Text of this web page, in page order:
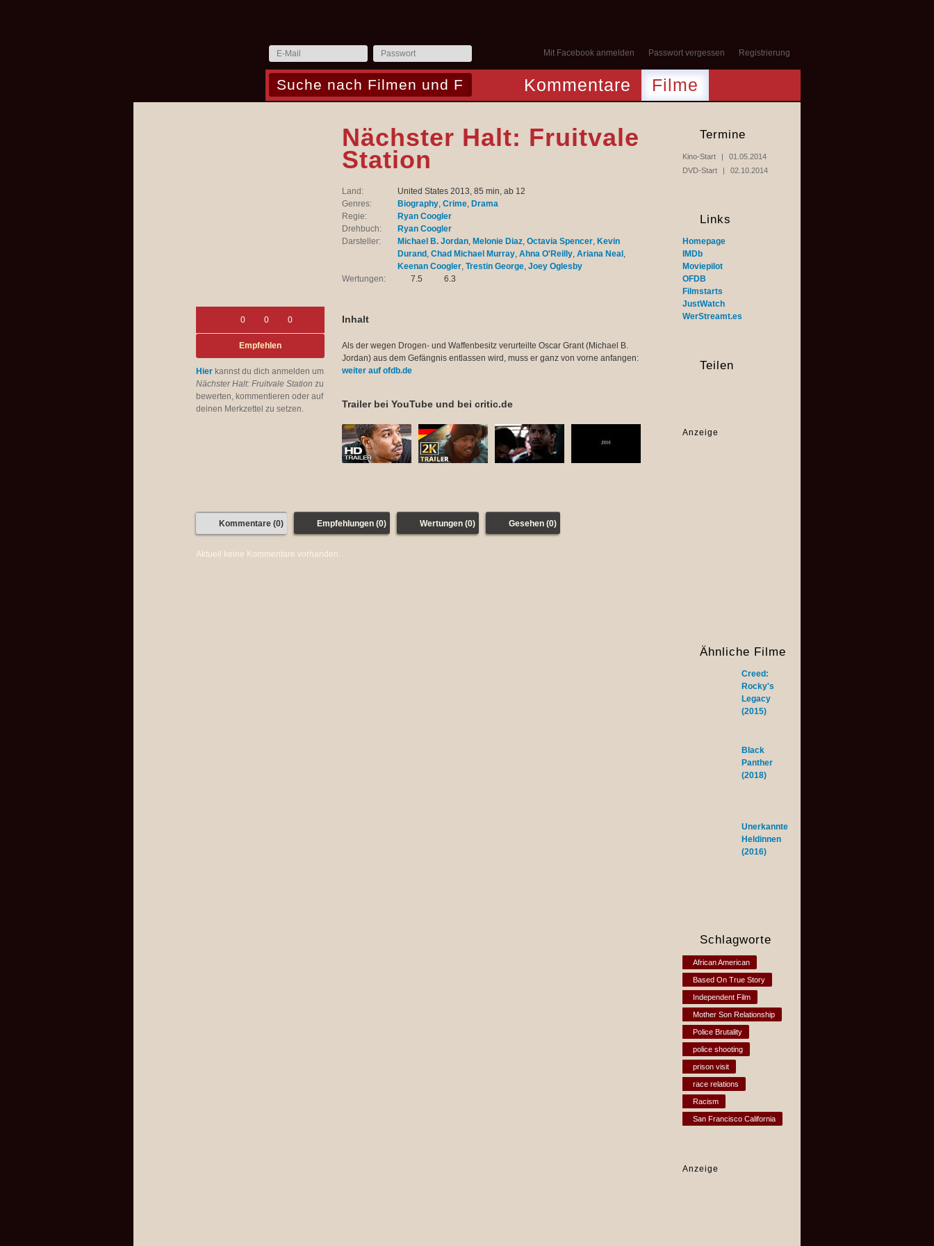
Mit Facebook anmelden Passwort vergessen Registrierung
Kommentare Filme
0 0 0
Empfehlen
Hier kannst du dich anmelden um
Nächster Halt: Fruitvale Station zu
bewerten, kommentieren oder auf
deinen Merkzettel zu setzen.
Nächster Halt: Fruitvale
Station
Land:
United States 2013, 85 min, ab 12
Genres:
Biography, Crime, Drama
Regie:
Ryan Coogler
Drehbuch:
Ryan Coogler
Darsteller:
Michael B. Jordan, Melonie Diaz, Octavia Spencer, Kevin
Durand , Chad Michael Murray, Ahna O'Reilly, Ariana Neal ,
Keenan Coogler, Trestin George, Joey Oglesby
Wertungen:
7.5 6.3
Inhalt
Als der wegen Drogen- und Waffenbesitz verurteilte Oscar Grant (Michael B.
Jordan) aus dem Gefängnis entlassen wird, muss er ganz von vorne anfangen:
weiter auf ofdb.de
Trailer bei YouTube und bei critic.de
Kommentare (0) Empfehlungen (0) Wertungen (0) Gesehen (0)
Aktuell keine Kommentare vorhanden.
Termine
Kino-Start
01.05.2014
DVD-Start
02.10.2014
Links
Homepage
IMDb
Moviepilot
OFDB
Filmstarts
JustWatch
WerStreamt.es
Teilen
Anzeige
Ähnliche Filme
Creed:
Rocky's
Legacy
(2015)
Black
Panther
(2018)
Unerkannte
Heldinnen
(2016)
Schlagworte
African American
Based On True Story
Independent Film
Mother Son Relationship
Police Brutality
police shooting
prison visit
race relations
Racism
San Francisco California
Anzeige